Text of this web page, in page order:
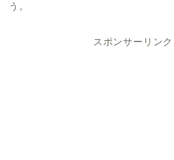
う。
スポンサーリンク